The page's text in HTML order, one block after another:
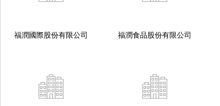
福潤國際股份有限公司 福潤食品股份有限公司